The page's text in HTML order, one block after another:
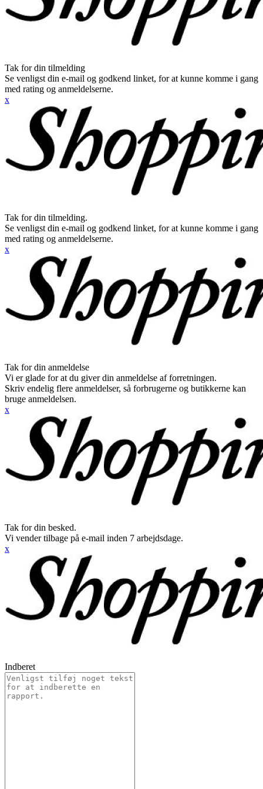
Tak for din tilmelding
Se venligst din e-mail og godkend linket, for at kunne komme i gang
med rating og anmeldelserne.
x
Tak for din tilmelding.
Se venligst din e-mail og godkend linket, for at kunne komme i gang
med rating og anmeldelserne.
x
Tak for din anmeldelse
Vi er glade for at du giver din anmeldelse af forretningen.
Skriv endelig flere anmeldelser, så forbrugerne og butikkerne kan
bruge anmeldelsen.
x
Tak for din besked.
Vi vender tilbage på e-mail inden 7 arbejdsdage.
x
Indberet